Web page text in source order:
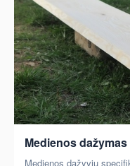
Medienos dažymas
Medienos dažyvių